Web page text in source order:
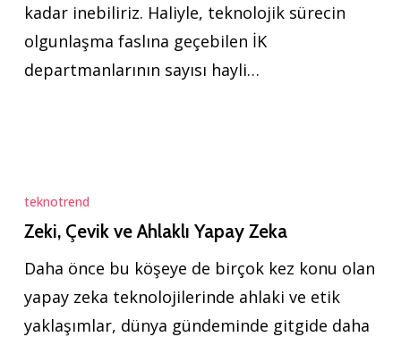
kadar inebiliriz. Haliyle, teknolojik sürecin
olgunlaşma faslına geçebilen İK
departmanlarının sayısı hayli…
Çevik
ve
Zeka
teknotrend
Zeki, Çevik ve Ahlaklı Yapay Zeka
Daha önce bu köşeye de birçok kez konu olan
yapay zeka teknolojilerinde ahlaki ve etik
yaklaşımlar, dünya gündeminde gitgide daha